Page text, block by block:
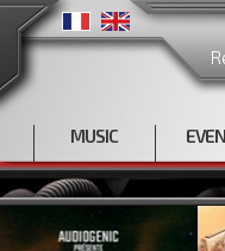
MUSIC